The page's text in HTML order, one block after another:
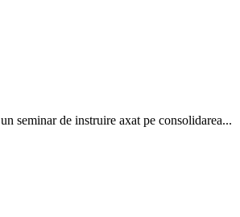
seminar de instruire axat pe consolidarea...